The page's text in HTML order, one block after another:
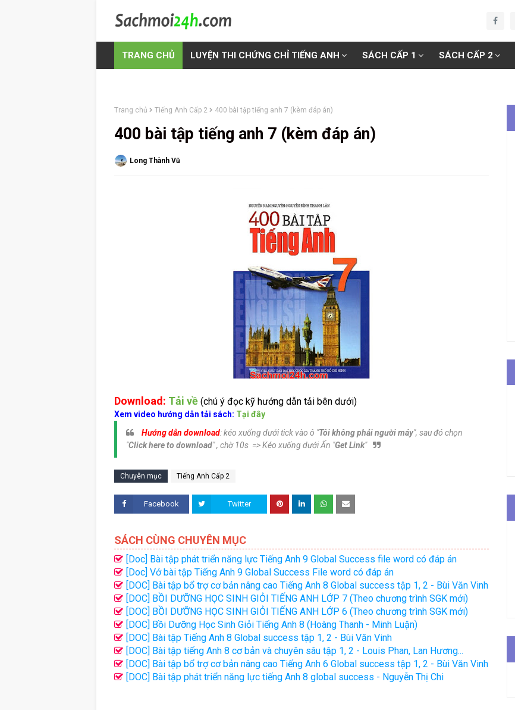
TRANG CHỦ LUYỆN THI CHỨNG CHỈ TIẾNG ANH SÁCH CẤP 1 SÁCH CẤP 2
Trang chủ Tiếng Anh Cấp 2 400 bài tập tiếng anh 7 (kèm đáp án)
400 bài tập tiếng anh 7 (kèm đáp án)
Long Thành Vũ
Download: Tải về (chú ý đọc kỹ hướng dẫn tải bên dưới)
Xem video hướng dẫn tải sách: Tại đây
Hướng dẫn download: kéo xuống dưới tick vào ô "Tôi không phải người máy", sau đó chọn
"Click here to download" , chờ 10s => Kéo xuống dưới Ấn "Get Link"
Chuyên mục Tiếng Anh Cấp 2
Facebook Twitter
SÁCH CÙNG CHUYÊN MỤC
[Doc] Bài tập phát triển năng lực Tiếng Anh 9 Global Success file word có đáp án
[Doc] Vở bài tập Tiếng Anh 9 Global Success File word có đáp án
[DOC] Bài tập bổ trợ cơ bản nâng cao Tiếng Anh 8 Global success tập 1, 2 - Bùi Văn Vinh
[DOC] BỒI DƯỠNG HỌC SINH GIỎI TIẾNG ANH LỚP 7 (Theo chương trình SGK mới)
[DOC] BỒI DƯỠNG HỌC SINH GIỎI TIẾNG ANH LỚP 6 (Theo chương trình SGK mới)
[DOC] Bồi Dưỡng Học Sinh Giỏi Tiếng Anh 8 (Hoàng Thanh - Minh Luận)
[DOC] Bài tập Tiếng Anh 8 Global success tập 1, 2 - Bùi Văn Vinh
[DOC] Bài tập tiếng Anh 8 cơ bản và chuyên sâu tập 1, 2 - Louis Phan, Lan Hương...
[DOC] Bài tập bổ trợ cơ bản nâng cao Tiếng Anh 6 Global success tập 1, 2 - Bùi Văn Vinh
[DOC] Bài tập phát triển năng lực tiếng Anh 8 global success - Nguyễn Thị Chi